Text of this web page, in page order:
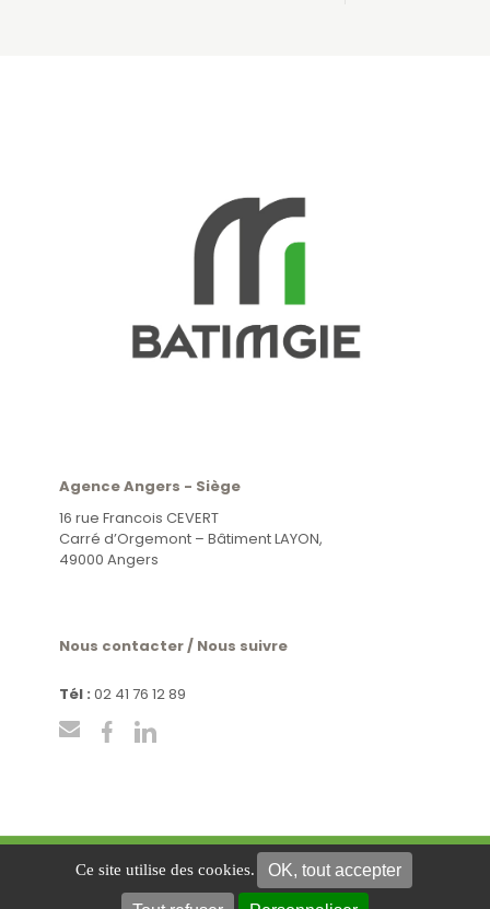
Ce site utilise des cookies. OK, tout accepter
Agence Angers - Siège
16 rue Francois CEVERT
Carré d’Orgemont – Bâtiment LAYON,
49000 Angers
Nous contacter / Nous suivre
Tél : 02 41 76 12 89
Mentions légales Politique de confidentialité
Plan du
site
Gestion des cookies